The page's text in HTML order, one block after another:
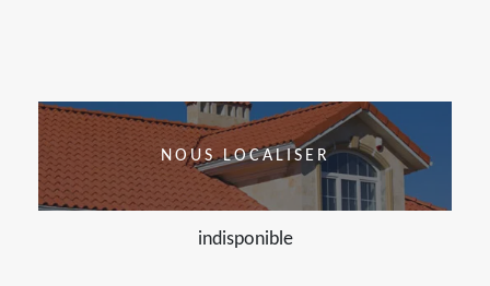
NOUS LOCALISER
indisponible